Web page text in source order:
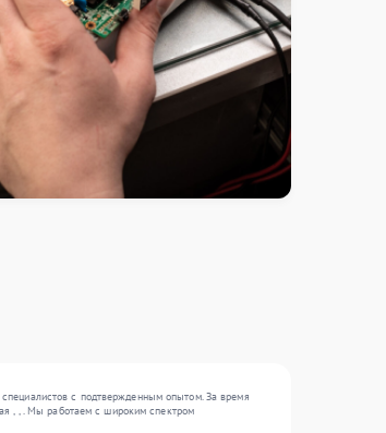
с подтвержденным опытом. За время
, , . Мы работаем с широким спектром